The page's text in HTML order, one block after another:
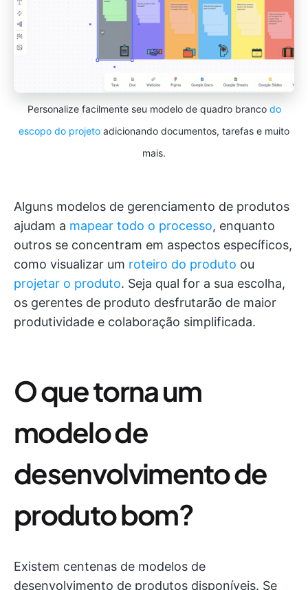
Personalize facilmente seu modelo de quadro branco do
escopo do projeto adicionando documentos, tarefas e muito
mais.
Alguns modelos de gerenciamento de produtos
ajudam a mapear todo o processo, enquanto
outros se concentram em aspectos específicos,
como visualizar um roteiro do produto ou
projetar o produto. Seja qual for a sua escolha,
os gerentes de produto desfrutarão de maior
produtividade e colaboração simplificada.
O que torna um
modelo de
desenvolvimento de
produto bom?
Existem centenas de modelos de
desenvolvimento de produtos disponíveis. Se